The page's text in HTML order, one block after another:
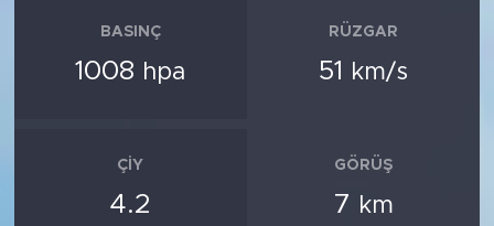
BASINÇ
1008 hpa
RÜZGAR
51 km/s
ÇIY
4.2
GÖRÜŞ
7 km